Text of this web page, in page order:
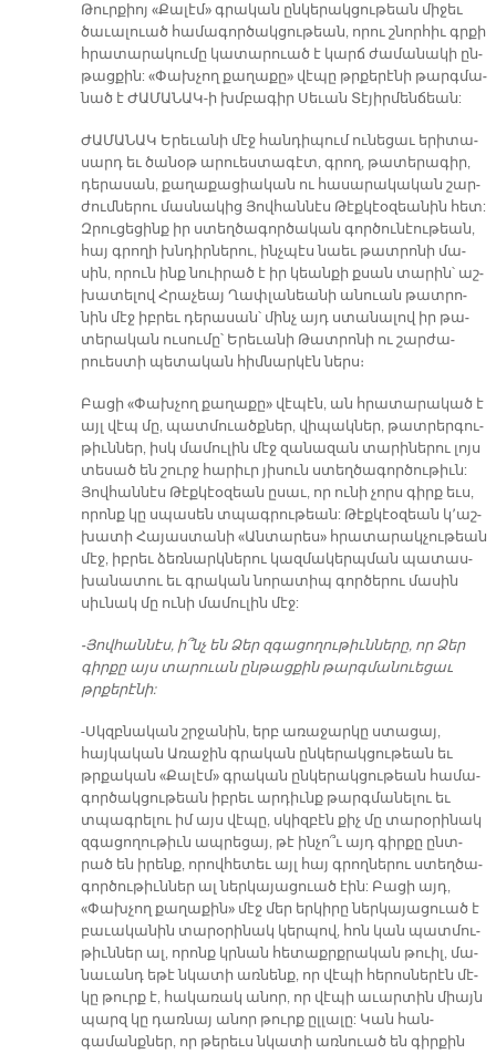
Թուր­քիո­յ «Քա­լէմ» գրա­կան ընկերակցու­թեան մի­ջեւ
ծա­ւա­լուած հա­մա­գոր­ծակ­ցու­թեան, որու շնոր­հիւ գրքի
հրա­տա­րա­կու­մը կա­տա­րուած է կարճ ժա­մա­նա­կի ըն­
թացքին: «Փախ­չող քա­ղա­քը» վէ­պը թրքե­րէ­նի թարգ­մա­
նած է ԺԱ­ՄԱ­ՆԱԿ-ի խմբագիր Սե­ւան Տէ­յիր­մեն­ճեան:
ԺԱ­ՄԱ­ՆԱԿ Ե­րե­ւա­նի մէջ հան­դի­պում ու­նե­ցաւ ե­րի­տա­
սարդ եւ ծա­նօթ ա­րուես­տա­գէտ, գրող, թատ­եր­ագիր,
դե­րա­սան, քա­ղա­քա­ցիա­կան ու հա­սա­րա­կա­կան շար­
ժում­նե­րու մաս­նա­կից Յով­հան­նէս Թէք­կէօ­զեա­նին հետ:
Զրու­ցե­ցինք իր ստեղ­ծա­գոր­ծա­կան գոր­ծու­նէու­թեան,
հայ գրո­ղի խնդիր­նե­րու, ինչպէս նաեւ թատ­րո­նի մա­
սին, ո­րուն ինք նուի­րած է իր կեան­քի քսան տա­րին՝ աշ­
խա­տե­լով Հրա­չեայ Ղափ­լա­նեա­նի ա­նուան թատ­րո­
նին մէջ իբ­րեւ դե­րա­սան՝ մինչ այդ ստա­նա­լով իր թա­
տե­րա­կան ու­սու­մը՝ Ե­րե­ւա­նի Թատրոնի ու շարժա­
րուեստի պե­տական հիմնարկէն ներս։
Բացի «Փախ­չող քա­ղա­քը» վէ­պէն, ան հրա­տա­րա­կած է
այլ վէպ մը, պատ­մուածք­ներ, վի­պակ­ներ, թատ­րեր­գու­
թիւ­ններ, իսկ մա­մու­լին մէջ զա­նա­զան տա­րի­նե­րու լոյս
տե­սած են շուրջ հարիւր յիսուն ստեղ­ծա­գոր­ծու­թիւն:
Յով­հան­նէս Թէք­կէօ­զեան ը­սաւ, որ ունի չորս գիրք եւս,
ո­րոնք կը սպա­սեն տպագ­րու­թեան: Թէք­կէօզեան կ՚աշ­
խա­տի Հա­յաս­տա­նի «Ան­տա­րես» հրա­տա­րակ­չու­թեան
մէջ, իբ­րեւ ձեռ­նարկ­նե­րու կազ­մա­կերպ­ման պա­տաս­
խա­նա­տու եւ գրա­կան նո­րա­տիպ գոր­ծե­րու մա­սին
սիւ­նակ մը ունի մա­մու­լին մէջ:
-Յով­հան­նէս, ի՞նչ են Ձեր զգա­ցո­ղու­թիւն­նե­րը, որ Ձեր
գիր­քը այս տա­րուան ըն­թաց­քին թարգ­մա­նուե­ցաւ
թրքե­րէ­նի:
-Սկզբնա­կան շրջա­նին, երբ ա­ռա­ջար­կը ստա­ցայ,
հայկական Ա­ռա­ջին գրա­կան ընկերակցութեան եւ
թրքա­կան «Քա­լէմ» գրա­կան ընկերակցութեան հա­մա­
գոր­ծակ­ցու­թեան իբ­րեւ ար­դիւնք թարգ­մա­նե­լու եւ
տպագ­րե­լու իմ այս վէպը, սկիզ­բէն քիչ մը տա­րօ­րի­նակ
զգա­ցո­ղու­թիւն ապ­րե­ցայ, թէ ին­չո՞ւ այդ գիր­քը ընտ­
րած են ի­րենք, ո­րով­հե­տեւ այլ հայ գրող­նե­րու ստեղ­ծա­
գոր­ծու­թիւն­ներ ալ ներ­կա­յա­ցուած էին: Բացի այդ,
«Փախ­չող քա­ղա­քին» մէջ մեր եր­կի­րը ներ­կա­յա­ցուած է
բա­ւա­կա­նին տա­րօ­րի­նակ կեր­պով, հոն կան պատ­մու­
թիւն­ներ ալ, որոնք կրնան հե­տաքրք­րա­կան թուիլ, մա­
նա­ւանդ ե­թէ նկա­տի առ­նենք, որ վէ­պի հե­րոս­նե­րէն մէ­
կը թուրք է, հա­կա­ռակ ա­նոր, որ վէ­պի ա­ւար­տին միայն
պարզ կը դառ­նայ ա­նոր թուրք ըլ­լա­լը: Կան հան­
գամանքներ, որ թե­րեւս նկա­տի առ­նուած են գիր­քին